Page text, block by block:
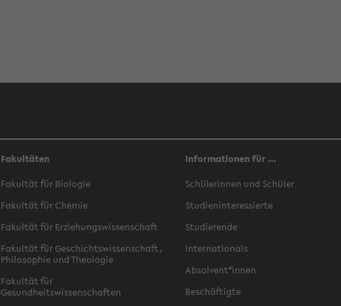
Fakultäten
Fakultät für Biologie
Fakultät für Chemie
Fakultät für Erziehungswissenschaft
Fakultät für Geschichtswissenschaft,
Philosophie und Theologie
Fakultät für
Gesundheitswissenschaften
Informationen für ...
Schülerinnen und Schüler
Studieninteressierte
Studierende
Internationals
Absolvent*innen
Beschäftigte